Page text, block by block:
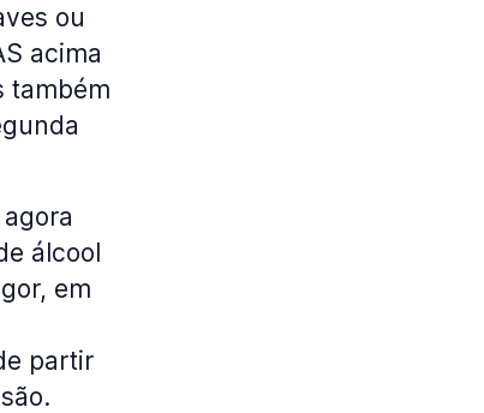
ou
acima
também
álcool
em
partir